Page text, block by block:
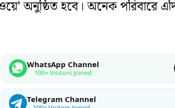
অনুষ্ঠিত হবে। অনেক পরিবারে
WhatsApp Channel
100+ Visitors Joined
Telegram Channel